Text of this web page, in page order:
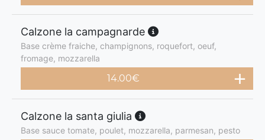
Calzone la campagnarde
Base crème fraiche, champignons, roquefort, oeuf,
fromage, mozzarella
14.00€
Calzone la santa giulia
Base sauce tomate, poulet, mozzarella, parmesan, pesto